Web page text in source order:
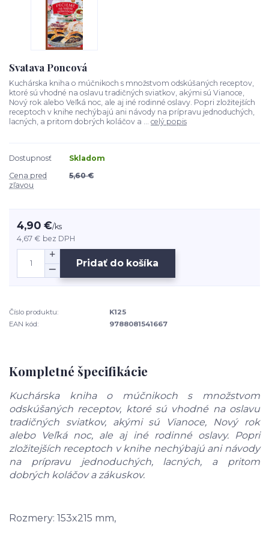
Svatava Poncová
Kuchárska kniha o múčnikoch s množstvom odskúšaných receptov,
ktoré sú vhodné na oslavu tradičných sviatkov, akými sú Vianoce,
Nový rok alebo Veľká noc, ale aj iné rodinné oslavy. Popri zložitejších
receptoch v knihe nechýbajú ani návody na prípravu jednoduchých,
lacných, a pritom dobrých koláčov a ... celý popis
Dostupnosť
Skladom
Cena pred
zľavou
5,60 €
4,90 €/ks
4,67 € bez DPH
Pridať do košíka
Číslo produktu:
K125
EAN kód:
9788081541667
Kompletné špecifikácie
Kuchárska kniha o múčnikoch s množstvom
odskúšaných receptov, ktoré sú vhodné na oslavu
tradičných sviatkov, akými sú Vianoce, Nový rok
alebo Veľká noc, ale aj iné rodinné oslavy. Popri
zložitejších receptoch v knihe nechýbajú ani návody
na prípravu jednoduchých, lacných, a pritom
dobrých koláčov a zákuskov.
Rozmery: 153x215 mm,